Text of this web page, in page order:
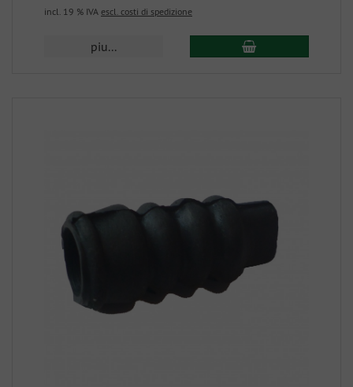
incl. 19 % IVA escl. costi di spedizione
piu...